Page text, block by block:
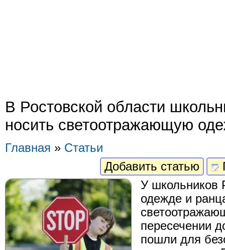
В Ростовской области
носить светоотражающую
Главная » Статьи
Добавить статью
У школьников
одежде и
пересечении
пошли для